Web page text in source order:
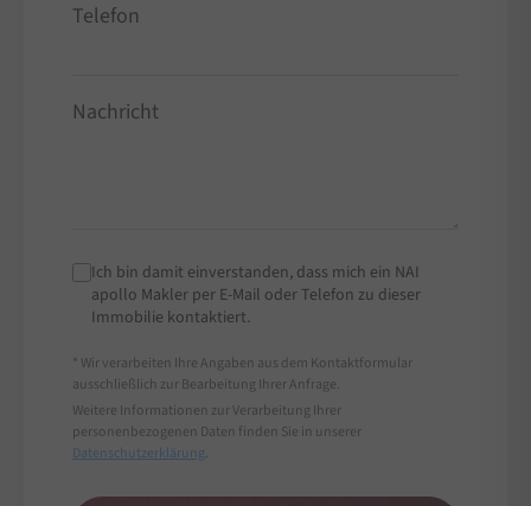
Telefon
Nachricht
Ich bin damit einverstanden, dass mich ein NAI
apollo Makler per E-Mail oder Telefon zu dieser
Immobilie kontaktiert.
* Wir verarbeiten Ihre Angaben aus dem Kontaktformular
ausschließlich zur Bearbeitung Ihrer Anfrage.
Weitere Informationen zur Verarbeitung Ihrer
personenbezogenen Daten finden Sie in unserer
Datenschutzerklärung.